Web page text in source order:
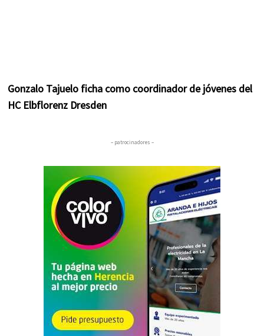
Gonzalo Tajuelo ficha como coordinador de jóvenes del
HC Elbflorenz Dresden
– patrocinadores –